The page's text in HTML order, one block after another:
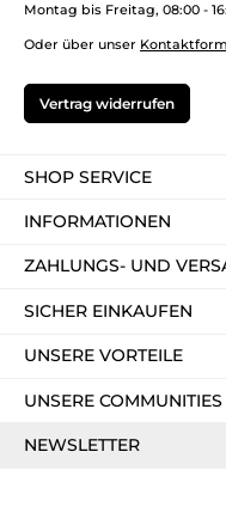
Montag bis Freitag, 08:00 -
Oder über unser
Vertrag widerrufen
SHOP SERVICE
INFORMATIONEN
ZAHLUNGS- UND
SICHER EINKAUFEN
UNSERE VORTEILE
UNSERE COMMUNITIES
NEWSLETTER